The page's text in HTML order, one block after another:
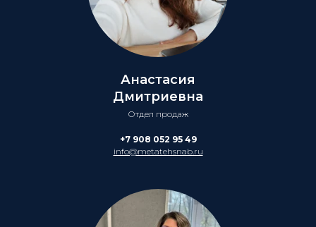
Анастасия
Дмитриевна
Отдел продаж
+7 908 052 95 49
info@metatehsnab.ru